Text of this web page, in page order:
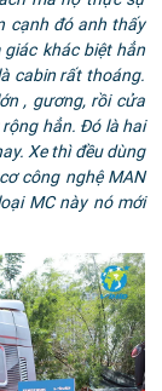
cạnh đó anh thấy
khác biệt hẳn
cabin rất thoáng.
, gương, rồi cửa
hẳn. Đó là hai
Xe thì đều dùng
công nghệ MAN
MC này nó mới